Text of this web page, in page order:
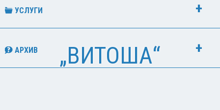
„ВИТОША“
УСЛУГИ
АРХИВ